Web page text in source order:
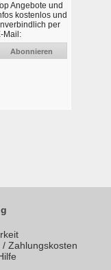
Angebote und
kostenlos und
per
Mail:
Abonnieren
/ Zahlungskosten